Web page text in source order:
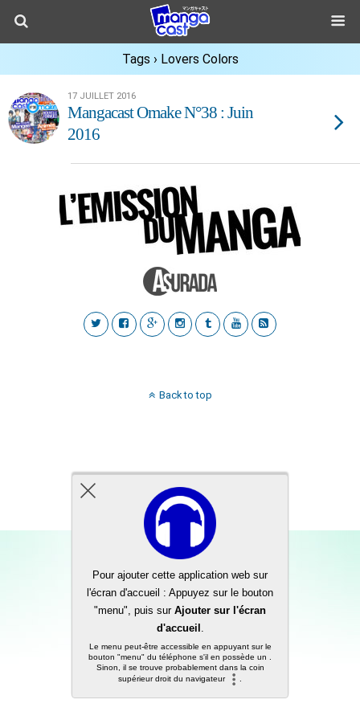
Tags › Lovers Colors
17 JUILLET 2016
Mangacast Omake N°38 : Juin
2016
Back to top